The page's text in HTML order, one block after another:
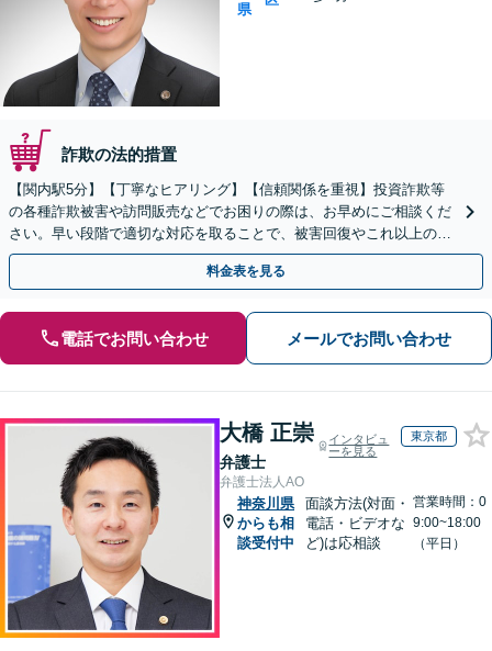
県
詐欺の法的措置
【関内駅5分】【丁寧なヒアリング】【信頼関係を重視】投資詐欺等
の各種詐欺被害や訪問販売などでお困りの際は、お早めにご相談くだ
さい。早い段階で適切な対応を取ることで、被害回復やこれ以上の被
害拡大を防げる可能性があります。【休日・夜間対応】
料金表を見る
電話でお問い合わせ メールでお問い合わせ
大橋 正崇
弁護士
インタビュ
ーを見る
東京都
弁護士法人AO
神奈川県
からも相
談受付中
面談方法(対面・
電話・ビデオな
ど)は応相談
営業時間：0
9:00~18:00
（平日）